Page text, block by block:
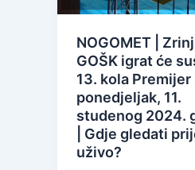
NOGOMET |
GOŠK igrat će
13. kola Premijer
ponedjeljak, 11.
studenog 2024.
| Gdje gledati
uživo?